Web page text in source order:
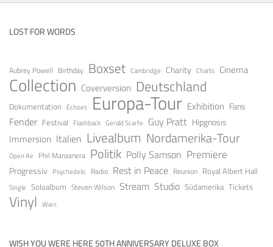
LOST FOR WORDS
Aubrey Powell Birthday Boxset Cambridge Charity Charts Cinema
Collection Coverversion Deutschland
Dokumentation Echoes Europa-Tour Exhibition Fans
Fender Festival Flashback Gerald Scarfe Guy Pratt Hipgnosis
Immersion Italien Livealbum Nordamerika-Tour
Open Air Phil Manzanera Politik Polly Samson Premiere
Progressiv Psychedelic Radio Rest in Peace Reunion Royal Albert Hall
Single Soloalbum Steven Wilson Stream Studio Südamerika Tickets
Vinyl Wien
WISH YOU WERE HERE 50TH ANNIVERSARY DELUXE BOX